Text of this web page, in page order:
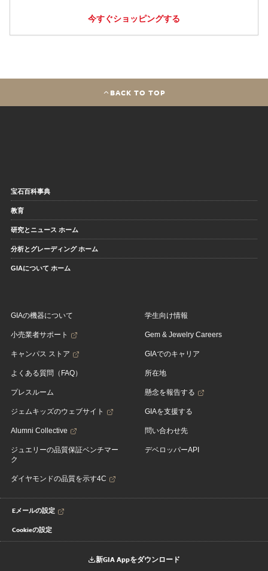
今すぐショッピングする
BACK TO TOP
宝石百科事典
教育
研究とニュース ホーム
分析とグレーディング ホーム
GIAについて ホーム
GIAの機器について
小売業者サポート
キャンパス ストア
よくある質問（FAQ）
プレスルーム
ジェムキッズのウェブサイト
Alumni Collective
ジュエリーの品質保証ベンチマー
ク
ダイヤモンドの品質を示す4C
学生向け情報
Gem & Jewelry Careers
GIAでのキャリア
所在地
懸念を報告する
GIAを支援する
問い合わせ先
デベロッパーAPI
Eメールの設定
Cookieの設定
新GIA Appをダウンロード